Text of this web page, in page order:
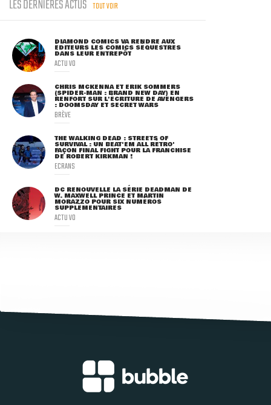
LES DERNIÈRES ACTUS TOUT VOIR
DIAMOND COMICS VA RENDRE AUX
ÉDITEURS LES COMICS SÉQUESTRÉS
DANS LEUR ENTREPÔT
ACTU VO
CHRIS MCKENNA ET ERIK SOMMERS
(SPIDER-MAN : BRAND NEW DAY) EN
RENFORT SUR L'ÉCRITURE DE AVENGERS
: DOOMSDAY ET SECRET WARS
BRÈVE
THE WALKING DEAD : STREETS OF
SURVIVAL : UN BEAT'EM ALL RÉTRO'
FAÇON FINAL FIGHT POUR LA FRANCHISE
DE ROBERT KIRKMAN !
ECRANS
DC RENOUVELLE LA SÉRIE DEADMAN DE
W. MAXWELL PRINCE ET MARTIN
MORAZZO POUR SIX NUMÉROS
SUPPLÉMENTAIRES
ACTU VO